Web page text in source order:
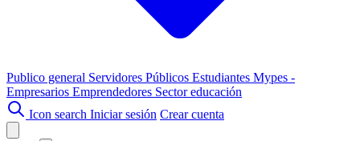
Publico general Servidores Públicos Estudiantes Mypes -
Empresarios Emprendedores Sector educación
Icon search Iniciar sesión Crear cuenta